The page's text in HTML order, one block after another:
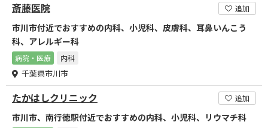
斎藤医院 追加
市川市付近でおすすめの内科、小児科、皮膚科、耳鼻いんこう
科、アレルギー科
病院・医療 内科
千葉県市川市
たかはしクリニック 追加
市川市、南行徳駅付近でおすすめの内科、小児科、リウマチ科